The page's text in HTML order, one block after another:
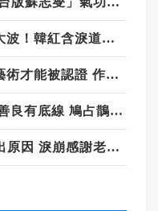
一句「走個面兒」掀軒然大波！韓紅含淚道歉稱退出公益 基金會回應：仍在第一線義診
陳喬恩富二代老公曾偉昌藝術才能被認證 作品22萬落槌價賣出
陸劇《小巷人家》告訴你 善良有底線 鳩占鵲巢沒得商量
尹昭德爆瘦剩50公斤查不出原因 淚崩感謝老婆發願吃素救他一命